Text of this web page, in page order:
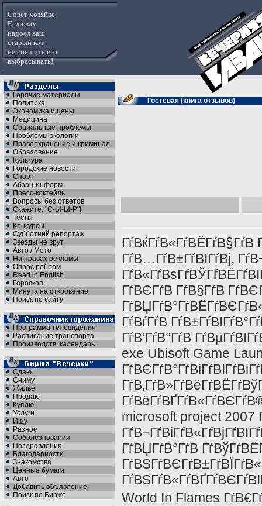
Совет хозяйке:
Если вам
надоел ваш
старый кот,
не спешите его
выбрасывать!
...
Горячие материалы
Политика
Экономика и цены
Медицина
Социальные проблемы
Проблемы экологии
Правоохранение и криминал
Образование
Культура
Городские новости
Спорт
Абзац-информ
Пресс-коктейль
Вопросы без ответов
Скажите: "С-Ы-Ы-Р"!
Тесты
Конкурсы
Субботний репортаж
Звезды не врут
Авто / Мото
На правах рекламы
Опрос ребром
Read in English
Гороскоп
Минута на откровение
Поиск по сайту
Программа телевидения
Расписание транспорта
Производств. календарь
Сдаю
Сниму
Жилье
Продаю
Куплю
Услуги
Ищу
Разное
Соболезнования
Поздравления
Благодарности
Знакомства
Ценные бумаги
Авто
Добавить объявление
Поиск по Бирже
Гостевая (книга отзывов)
ГѓВќГѓВ«ГѓВЁГѓВ§ГѓВ
ГѓВ…ГѓВ±ГѓВІГѓВј,
ГѓВЄГѓВ ГѓВ§ГѓВ
ГѓВѓГѓВ
ГѓВ’ГѓВ°ГѓВ
exe Ubisoft Game
microsoft project 2007
ГѓВЏГѓВ°ГѓВ
World In Flames